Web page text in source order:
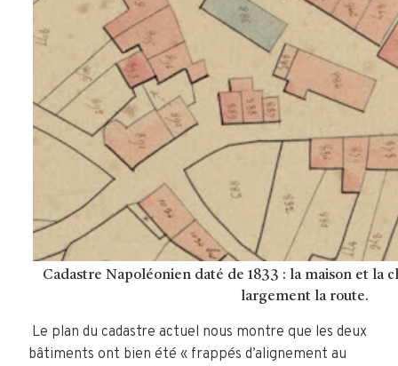
Cadastre Napoléonien daté de 1833 : la maison et la
largement la route.
Le plan du cadastre actuel nous montre que les deux
bâtiments ont bien été « frappés d’alignement au